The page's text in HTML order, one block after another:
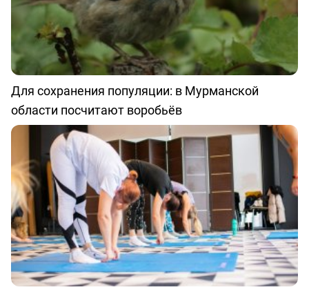
Для сохранения популяции: в Мурманской
области посчитают воробьёв